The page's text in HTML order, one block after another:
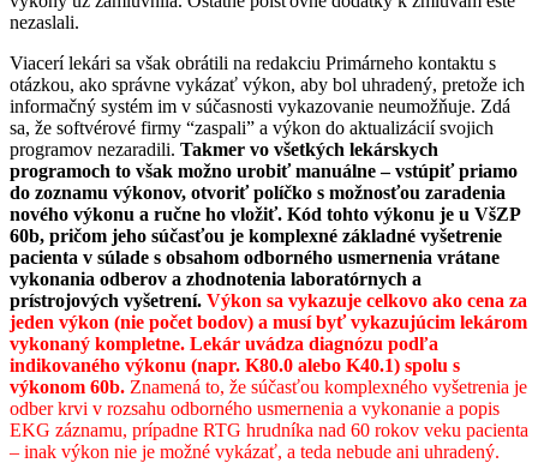
nezaslali.
Viacerí lekári sa však obrátili na redakciu Primárneho kontaktu s
otázkou, ako správne vykázať výkon, aby bol uhradený, pretože ich
informačný systém im v súčasnosti vykazovanie neumožňuje. Zdá
sa, že softvérové firmy “zaspali” a výkon do aktualizácií svojich
programov nezaradili. Takmer vo všetkých lekárskych
programoch to však možno urobiť manuálne – vstúpiť priamo
do zoznamu výkonov, otvoriť políčko s možnosťou zaradenia
nového výkonu a ručne ho vložiť. Kód tohto výkonu je u VšZP
60b, pričom jeho súčasťou je komplexné základné vyšetrenie
pacienta v súlade s obsahom odborného usmernenia vrátane
vykonania odberov a zhodnotenia laboratórnych a
prístrojových vyšetrení. Výkon sa vykazuje celkovo ako cena za
jeden výkon (nie počet bodov) a musí byť vykazujúcim lekárom
vykonaný kompletne. Lekár uvádza diagnózu podľa
indikovaného výkonu (napr. K80.0 alebo K40.1) spolu s
výkonom 60b. Znamená to, že súčasťou komplexného vyšetrenia je
odber krvi v rozsahu odborného usmernenia a vykonanie a popis
EKG záznamu, prípadne RTG hrudníka nad 60 rokov veku pacienta
– inak výkon nie je možné vykázať, a teda nebude ani uhradený.